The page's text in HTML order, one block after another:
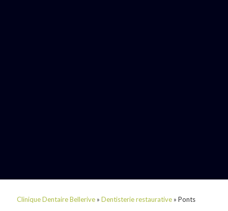
Clinique Dentaire Bellerive » Dentisterie restaurative » Ponts